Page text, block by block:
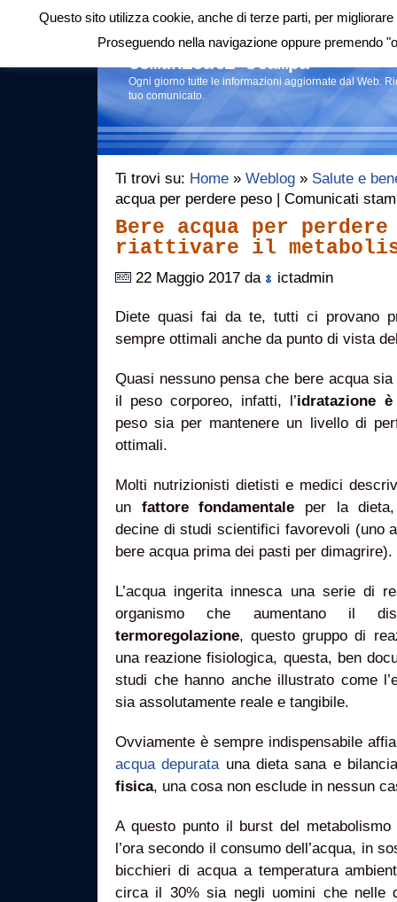
Login|RSS |
Comunicati stampa
Ogni giorno tutte le informazioni aggiornate dal Web.
tuo comunicato.
Ti trovi su: Home » Weblog » Salute e
acqua per perdere peso | Comunicati
Bere acqua per perdere
riattivare il
22 Maggio 2017 da ictadmin
Diete quasi fai da te, tutti ci provano
sempre ottimali anche da punto di vista
Quasi nessuno pensa che bere acqua
il peso corporeo, infatti, l’idratazione
peso sia per mantenere un livello di
ottimali.
Molti nutrizionisti dietisti e medici
un fattore fondamentale per la dieta,
decine di studi scientifici favorevoli (uno
bere acqua prima dei pasti per dimagrire).
L’acqua ingerita innesca una serie di
organismo che aumentano il
termoregolazione, questo gruppo di
una reazione fisiologica, questa, ben
studi che hanno anche illustrato come
sia assolutamente reale e tangibile.
Ovviamente è sempre indispensabile
acqua depuratauna dieta sana e
fisica, una cosa non esclude in nessun
A questo punto il burst del
l’ora secondo il consumo dell’acqua, in
bicchieri di acqua a temperatura
circa il 30% sia negli uomini che nelle
Questo sito utilizza cookie, anche di terze parti, per
Proseguendo nella navigazione oppure premendo